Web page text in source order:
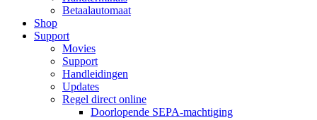
Betaalautomaat
Shop
Support
Movies
Support
Handleidingen
Updates
Regel direct online
Doorlopende SEPA-machtiging